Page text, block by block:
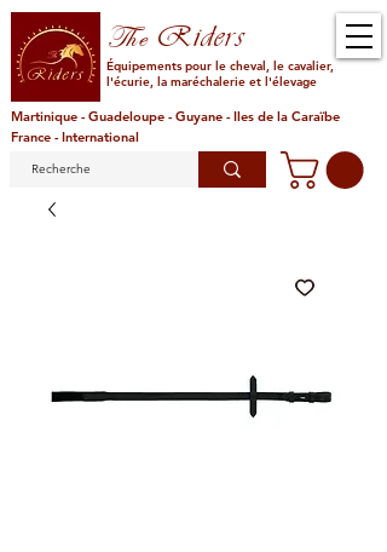
TheRiders
Équipements pour le cheval, le cavalier,
l'écurie, la maréchalerie et l'élevage
Martinique - Guadeloupe - Guyane - Iles de la Caraïbe
France - International